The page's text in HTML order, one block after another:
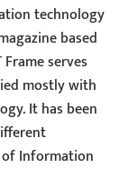
technology
based
serves
mostly with
It has been
Information